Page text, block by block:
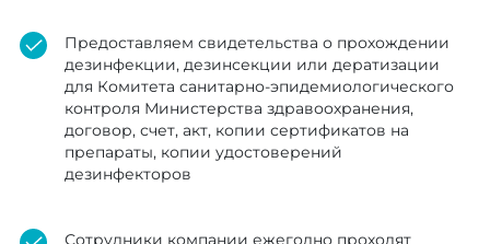
Предоставляем свидетельства о прохождении
дезинфекции, дезинсекции или дератизации
для Комитета санитарно-эпидемиологического
контроля Министерства здравоохранения,
договор, счет, акт, копии сертификатов на
препараты, копии удостоверений
дезинфекторов